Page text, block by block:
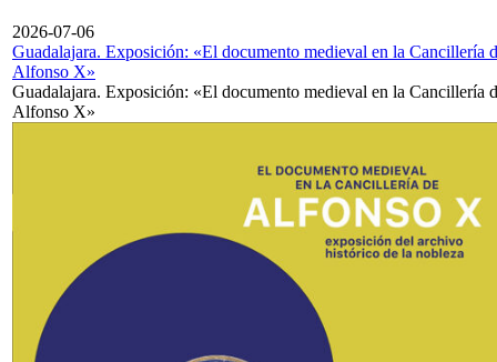
2026-07-06
Guadalajara. Exposición: «El documento medieval en la Cancillería
Alfonso X»
Guadalajara. Exposición: «El documento medieval en la Cancillería
Alfonso X»